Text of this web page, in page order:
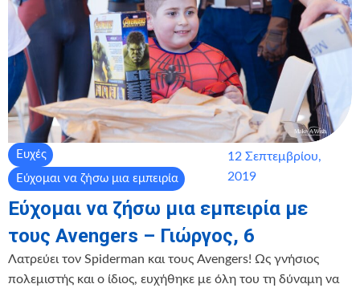
Ευχές
Εύχομαι να ζήσω μια εμπειρία
12 Σεπτεμβρίου,
2019
Εύχομαι να ζήσω μια εμπειρία με
τους Avengers – Γιώργος, 6
Λατρεύει τον Spiderman και τους Avengers! Ως γνήσιος
πολεμιστής και ο ίδιος, ευχήθηκε με όλη του τη δύναμη να